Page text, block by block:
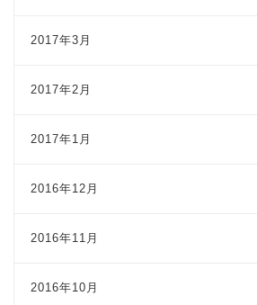
2017年3月
2017年2月
2017年1月
2016年12月
2016年11月
2016年10月